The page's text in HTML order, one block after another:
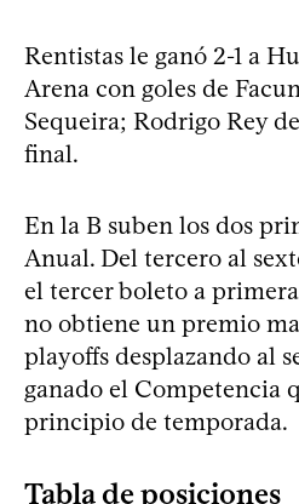
Rentistas le ganó 2-1 a
Arena con goles de
Sequeira; Rodrigo Rey
final.
En la B suben los dos
Anual. Del tercero al
el tercer boleto a
no obtiene un premio
playoffs desplazando al
ganado el Competencia
principio de temporada.
Tabla de posiciones